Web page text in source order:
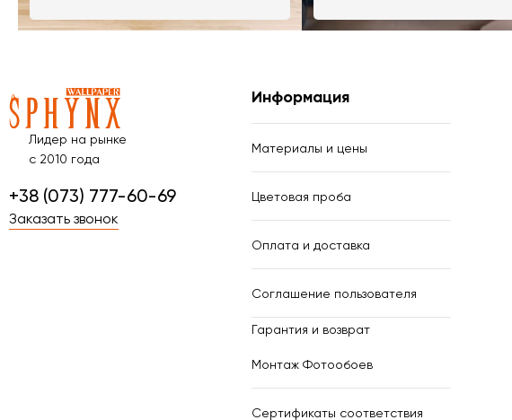
Лидер на рынке
с 2010 года
+38 (073) 777-60-69
Заказать звонок
Информация
Материалы и цены
Цветовая проба
Оплата и доставка
Соглашение пользователя
Гарантия и возврат
Монтаж Фотообоев
Сертификаты соответствия